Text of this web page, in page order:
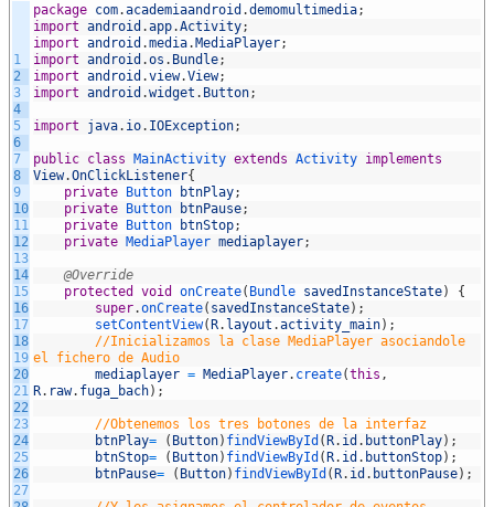
1
2
3
4
5
6
7
8
9
10
11
12
13
14
15
16
17
18
19
20
21
22
23
24
25
26
27
package com.academiaandroid .demomultimedia;
import android .app.Activity;
import android .media.MediaPlayer;
import android .os . Bundle;
import android .view.View;
import android .widget . Button;
import java. io. IOException;
public class MainActivity extends Activity implements
View.OnClickListener{
private Button btnPlay;
private Button btnPause;
private Button btnStop;
private MediaPlayer mediaplayer;
@Override
protected
void onCreate( Bundle savedInstanceState)
{
super.onCreate( savedInstanceState) ;
setContentView(R. layout .activity_main) ;
//Inicializamos la clase MediaPlayer asociandole
el fichero de Audio
mediaplayer = MediaPlayer. create(this ,
R. raw. fuga_bach) ;
//Obtenemos los tres botones de la interfaz
btnPlay= ( Button) findViewById (R. id . buttonPlay) ;
btnStop= ( Button) findViewById (R. id . buttonStop) ;
btnPause= ( Button) findViewById (R. id . buttonPause) ;